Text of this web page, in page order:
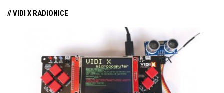
// VIDI X RADIONICE